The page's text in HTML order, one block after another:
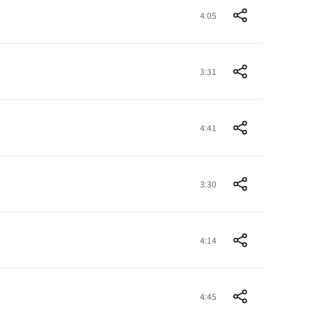
4:05
3:31
4:41
3:30
4:14
4:45